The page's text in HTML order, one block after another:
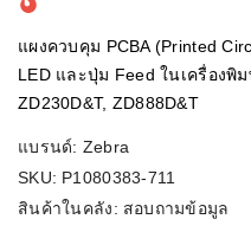
แผงควบคุม PCBA (Printed
LED และปุ่ม Feed ในเครื่องพิ
ZD230D&T, ZD888D&T
แบรนด์: Zebra
SKU: P1080383-711
สินค้าในคลัง: สอบถามข้อมูล